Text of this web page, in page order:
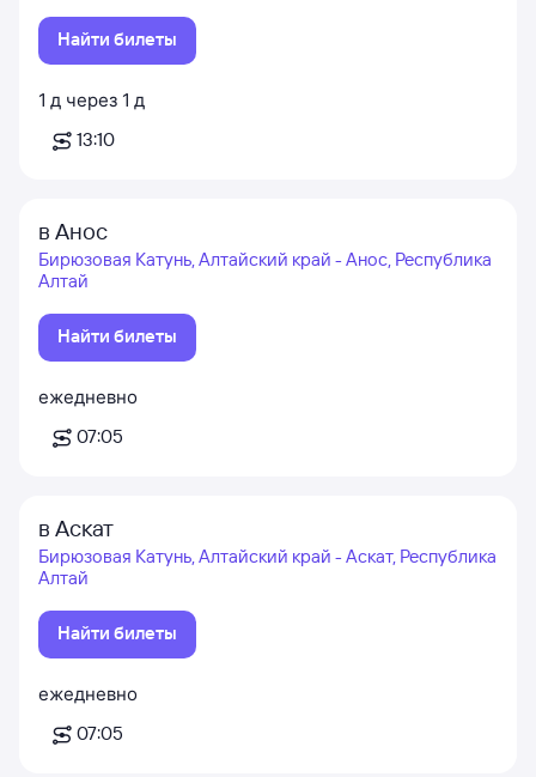
Найти билеты
1 д через 1 д
13:10
в Анос
Бирюзовая Катунь, Алтайский край - Анос, Республика
Алтай
Найти билеты
ежедневно
07:05
в Аскат
Бирюзовая Катунь, Алтайский край - Аскат, Республика
Алтай
Найти билеты
ежедневно
07:05